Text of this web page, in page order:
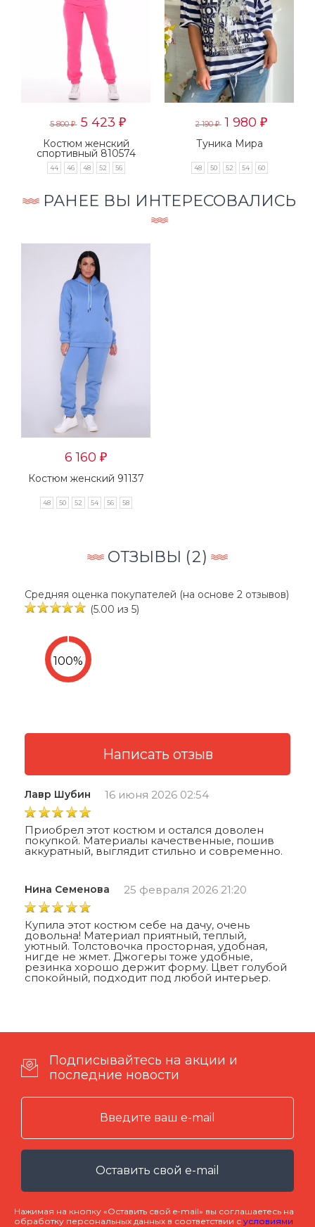
5 800₽ 5 423 ₽
Костюм женский
спортивный 810574
44 46 48 52 56
2 190₽ 1 980 ₽
Туника Мира
48 50 52 54 60
РАНЕЕ ВЫ ИНТЕРЕСОВАЛИСЬ
6 160 ₽
Костюм женский 91137
48 50 52 54 56 58
ОТЗЫВЫ (2)
Средняя оценка покупателей (на основе 2 отзывов)
(5.00 из 5)
Лавр Шубин 16 июня 2026 02:54
Приобрел этот костюм и остался доволен
покупкой. Материалы качественные, пошив
аккуратный, выглядит стильно и современно.
Нина Семенова 25 февраля 2026 21:20
Купила этот костюм себе на дачу, очень
довольна! Материал приятный, теплый,
уютный. Толстовочка просторная, удобная,
нигде не жмет. Джогеры тоже удобные,
резинка хорошо держит форму. Цвет голубой
спокойный, подходит под любой интерьер.
Подписывайтесь на акции и
последние новости
Оставить свой e-mail
Нажимая на кнопку «Оставить свой e-mail» вы соглашаетесь на
обработку персональных данных в соответствии с условиями